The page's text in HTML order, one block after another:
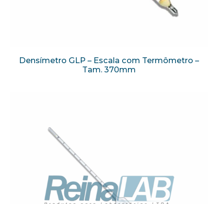
Densímetro GLP – Escala com Termômetro –
Tam. 370mm